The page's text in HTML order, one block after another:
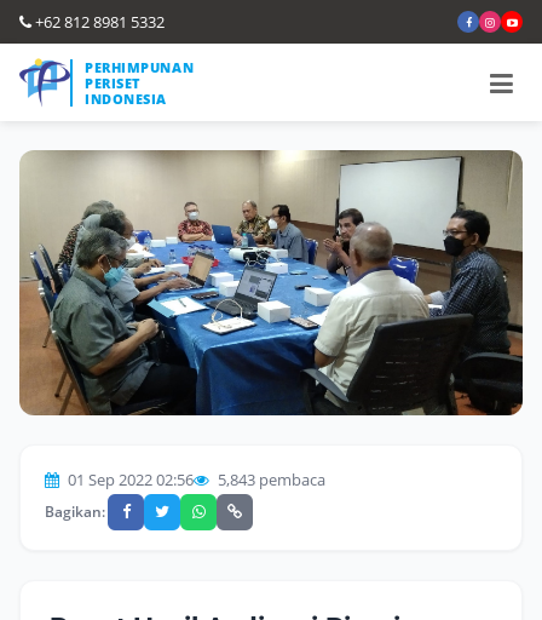
+62 812 8981 5332
PERHIMPUNAN
PERISET
INDONESIA
01 Sep 2022 02:56 5,843 pembaca
Bagikan: